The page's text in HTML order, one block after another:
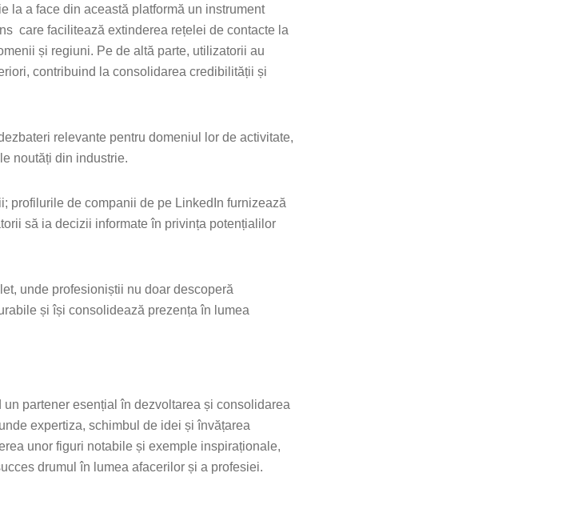
la a face din această platformă un instrument
care facilitează extinderea rețelei de contacte la
și regiuni. Pe de altă parte, utilizatorii au
contribuind la consolidarea credibilității și
relevante pentru domeniul lor de activitate,
noutăți din industrie.
profilurile de companii de pe LinkedIn furnizează
să ia decizii informate în privința potențialilor
unde profesioniștii nu doar descoperă
și își consolidează prezența în lumea
partener esențial în dezvoltarea și consolidarea
expertiza, schimbul de idei și învățarea
unor figuri notabile și exemple inspiraționale,
drumul în lumea afacerilor și a profesiei.